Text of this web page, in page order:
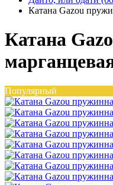
Катана Gazou
Катана
Популярный